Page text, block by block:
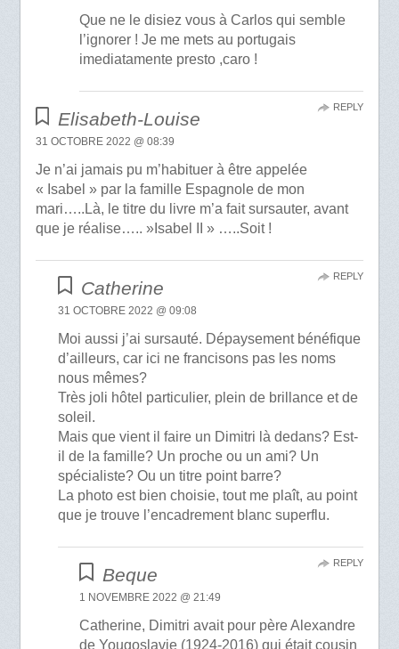
Que ne le disiez vous à Carlos qui semble
l’ignorer ! Je me mets au portugais
imediatamente presto ,caro !
Elisabeth-Louise
31 OCTOBRE 2022 @ 08:39
Je n’ai jamais pu m’habituer à être appelée
« Isabel » par la famille Espagnole de mon
mari…..Là, le titre du livre m’a fait sursauter, avant
que je réalise….. »Isabel II » …..Soit !
REPLY
Catherine
31 OCTOBRE 2022 @ 09:08
Moi aussi j’ai sursauté. Dépaysement bénéfique
d’ailleurs, car ici ne francisons pas les noms
nous mêmes?
Très joli hôtel particulier, plein de brillance et de
soleil.
Mais que vient il faire un Dimitri là dedans? Est-
il de la famille? Un proche ou un ami? Un
spécialiste? Ou un titre point barre?
La photo est bien choisie, tout me plaît, au point
que je trouve l’encadrement blanc superflu.
REPLY
Beque
1 NOVEMBRE 2022 @ 21:49
Catherine, Dimitri avait pour père Alexandre
de Yougoslavie (1924-2016) qui était cousin
REPLY